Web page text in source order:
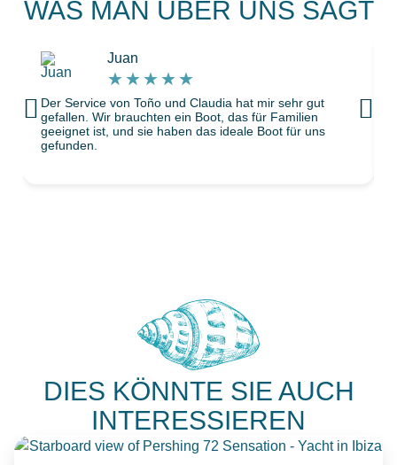
WAS MAN ÜBER UNS SAGT
Juan
★★★★★
Der Service von Toño und Claudia hat mir sehr gut
gefallen. Wir brauchten ein Boot, das für Familien
geeignet ist, und sie haben das ideale Boot für uns
gefunden.
DIES KÖNNTE SIE AUCH
INTERESSIEREN